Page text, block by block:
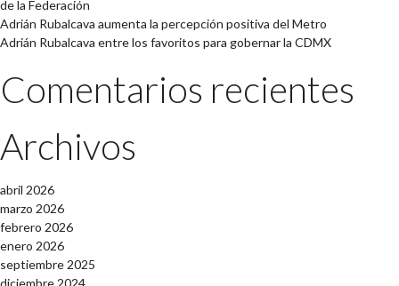
de la Federación
Adrián Rubalcava aumenta la percepción positiva del Metro
Adrián Rubalcava entre los favoritos para gobernar la CDMX
Comentarios recientes
Archivos
abril 2026
marzo 2026
febrero 2026
enero 2026
septiembre 2025